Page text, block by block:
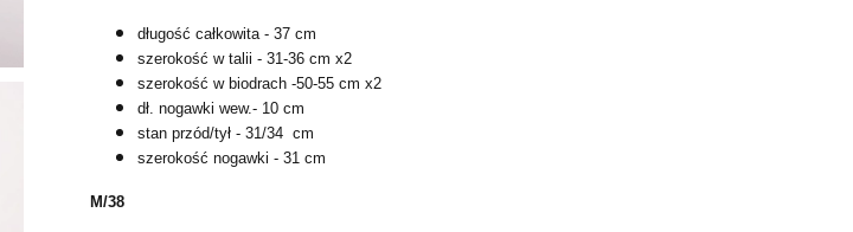
długość całkowita - 37 cm
szerokość w talii - 31-36 cm x2
szerokość w biodrach -50-55 cm x2
dł. nogawki wew.- 10 cm
stan przód/tył - 31/34 cm
szerokość nogawki - 31 cm
M/38